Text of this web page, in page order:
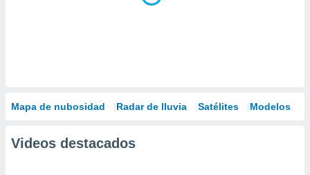
Mapa de nubosidad Radar de lluvia Satélites Modelos
Videos destacados